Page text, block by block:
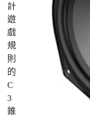
計
遊
戲
規
則
的
C
3
錐